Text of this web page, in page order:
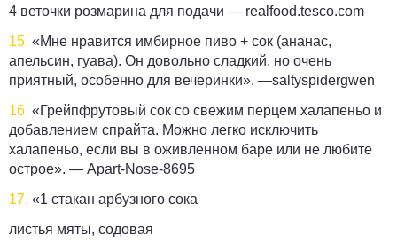
4 веточки розмарина для подачи — realfood.tesco.com
15. «Мне нравится имбирное пиво + сок (ананас,
апельсин, гуава). Он довольно сладкий, но очень
приятный, особенно для вечеринки». —saltyspidergwen
16. «Грейпфрутовый сок со свежим перцем халапеньо и
добавлением спрайта. Можно легко исключить
халапеньо, если вы в оживленном баре или не любите
острое». — Apart-Nose-8695
17. «1 стакан арбузного сока
листья мяты, содовая